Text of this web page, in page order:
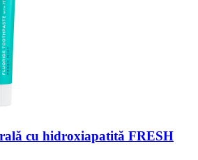
cu hidroxiapatită FRESH